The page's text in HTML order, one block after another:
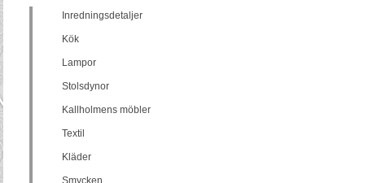
Inredningsdetaljer
Kök
Lampor
Stolsdynor
Kallholmens möbler
Textil
Kläder
Smycken